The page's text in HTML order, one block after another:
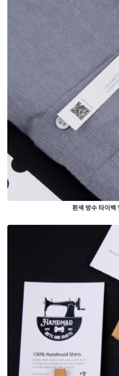
흰색 방수 타이벡